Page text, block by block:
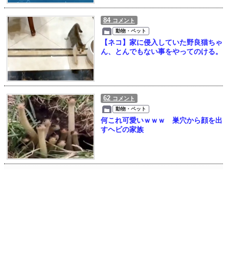
84 コメント
動物・ペット
【ネコ】家に侵入していた野良猫ちゃ
ん、とんでもない事をやってのける。
62 コメント
動物・ペット
何これ可愛いｗｗｗ 巣穴から顔を出
すヘビの家族